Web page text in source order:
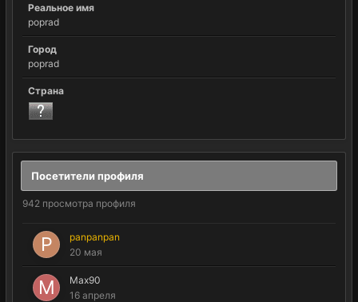
Реальное имя
poprad
Город
poprad
Страна
Посетители профиля
942 просмотра профиля
panpanpan
20 мая
Max90
16 апреля